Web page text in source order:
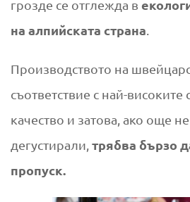
р
с
к
и
т
грозде се отглежда в
на алпийската страна
Производството на
съответствие с най-високите
качество и затова, ако още не
дегустирали,трябва бързо
пропуск.